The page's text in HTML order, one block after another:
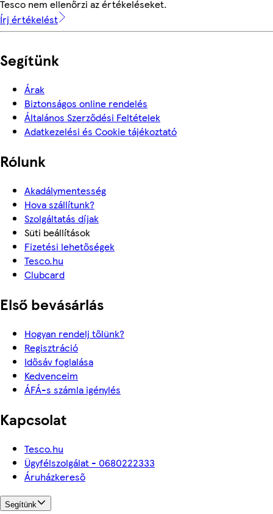
Tesco nem ellenőrzi az értékeléseket.
Írj értékelést
Segítünk
Árak
Biztonságos online rendelés
Általános Szerződési Feltételek
Adatkezelési és Cookie tájékoztató
Rólunk
Akadálymentesség
Hova szállítunk?
Szolgáltatás díjak
Süti beállítások
Fizetési lehetőségek
Tesco.hu
Clubcard
Első bevásárlás
Hogyan rendelj tőlünk?
Regisztráció
Idősáv foglalása
Kedvenceim
ÁFÁ-s számla igénylés
Kapcsolat
Tesco.hu
Ügyfélszolgálat - 0680222333
Áruházkereső
Segítünk